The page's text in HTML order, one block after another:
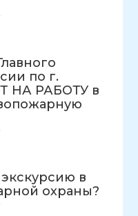
по г.
НА РАБОТУ в
экскурсию в
охраны?